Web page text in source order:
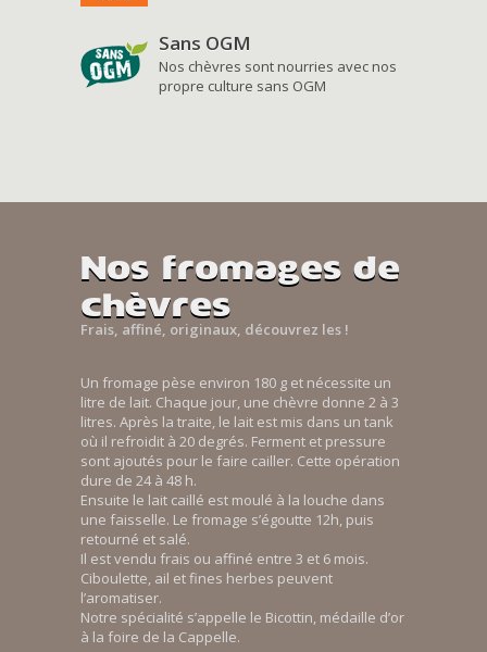
Sans OGM
Nos chèvres sont nourries avec nos
propre culture sans OGM
Nos fromages de
chèvres
Frais, affiné, originaux, découvrez les !
Un fromage pèse environ 180 g et nécessite un
litre de lait. Chaque jour, une chèvre donne 2 à 3
litres. Après la traite, le lait est mis dans un tank
où il refroidit à 20 degrés. Ferment et pressure
sont ajoutés pour le faire cailler. Cette opération
dure de 24 à 48 h.
Ensuite le lait caillé est moulé à la louche dans
une faisselle. Le fromage s’égoutte 12h, puis
retourné et salé.
Il est vendu frais ou affiné entre 3 et 6 mois.
Ciboulette, ail et fines herbes peuvent
l’aromatiser.
Notre spécialité s’appelle le Bicottin, médaille d’or
à la foire de la Cappelle.